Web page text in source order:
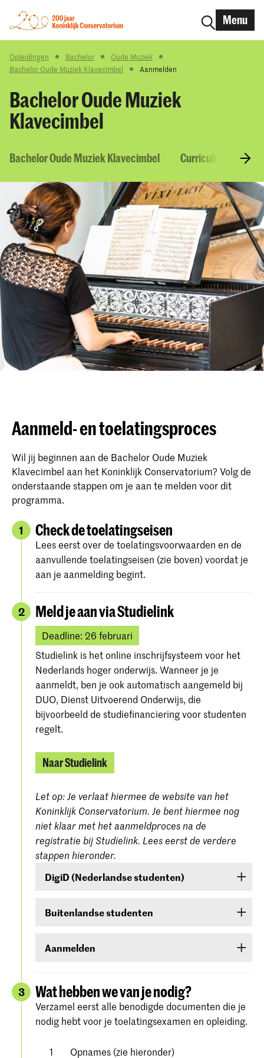
Menu
Opleidingen Bachelor
Oude Muziek
Bachelor Oude Muziek Klavecimbel
Aanmelden
Bachelor Oude Muziek
Klavecimbel
Bachelor Oude Muziek Klavecimbel Curriculum &
Aanmeld- en toelatingsproces
Wil jij beginnen aan de Bachelor Oude Muziek
Klavecimbel aan het Koninklijk Conservatorium? Volg de
onderstaande stappen om je aan te melden voor dit
programma.
1 Check de toelatingseisen
Lees eerst over de toelatingsvoorwaarden en de
aanvullende toelatingseisen (zie boven) voordat je
aan je aanmelding begint.
2 Meld je aan via Studielink
Deadline: 26 februari
Studielink is het online inschrijfsysteem voor het
Nederlands hoger onderwijs. Wanneer je je
aanmeldt, ben je ook automatisch aangemeld bij
DUO, Dienst Uitvoerend Onderwijs, die
bijvoorbeeld de studiefinanciering voor studenten
regelt.
Naar Studielink
Let op: Je verlaat hiermee de website van het
Koninklijk Conservatorium. Je bent hiermee nog
niet klaar met het aanmeldproces na de
registratie bij Studielink. Lees eerst de verdere
stappen hieronder.
DigiD (Nederlandse studenten)
inloggen met je DigiD. Heb je die nog niet, vraag
dagen duren voordat je de inlogcodes ontvangt.
Buitenlandse studenten
een gebruikersnaam en wachtwoord die je in
Aanmelden
keuze onder Hogeschool der Kunsten Den Haag
(Koninklijke Academie/Koninklijk
Conservatorium Den Haag). Volg alle stappen
zorgvuldig en bevestig je aanmelding.
3 Wat hebben we van je nodig?
Verzamel eerst alle benodigde documenten die je
nodig hebt voor je toelatingsexamen en opleiding.
Opnames (zie hieronder)